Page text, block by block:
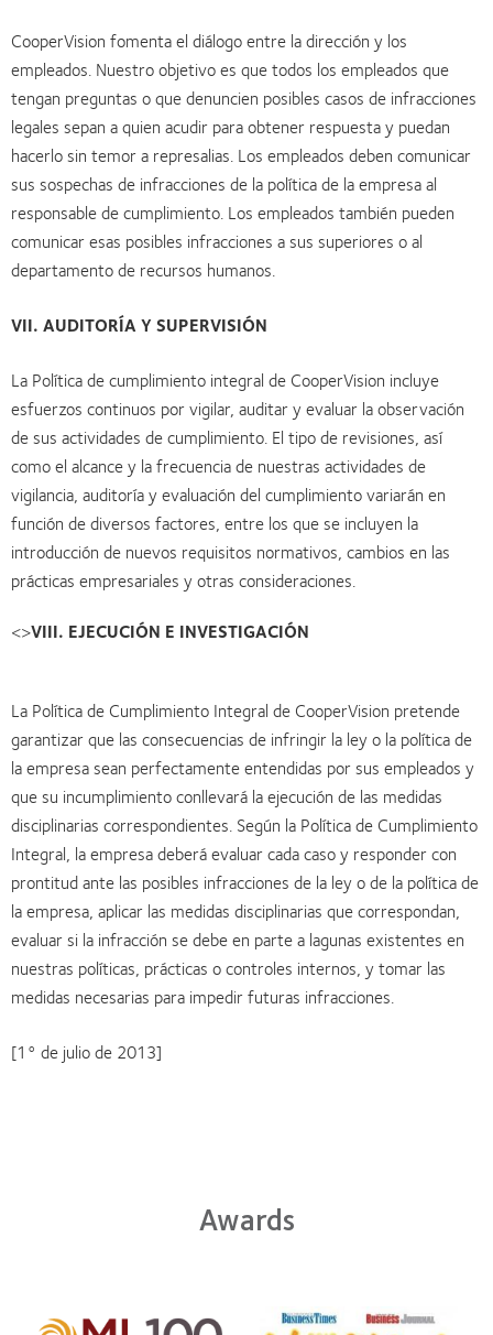
CooperVision fomenta el diálogo entre la dirección y los
empleados. Nuestro objetivo es que todos los empleados que
tengan preguntas o que denuncien posibles casos de infracciones
legales sepan a quien acudir para obtener respuesta y puedan
hacerlo sin temor a represalias. Los empleados deben comunicar
sus sospechas de infracciones de la política de la empresa al
responsable de cumplimiento. Los empleados también pueden
comunicar esas posibles infracciones a sus superiores o al
departamento de recursos humanos.
VII. AUDITORÍA Y SUPERVISIÓN
La Política de cumplimiento integral de CooperVision incluye
esfuerzos continuos por vigilar, auditar y evaluar la observación
de sus actividades de cumplimiento. El tipo de revisiones, así
como el alcance y la frecuencia de nuestras actividades de
vigilancia, auditoría y evaluación del cumplimiento variarán en
función de diversos factores, entre los que se incluyen la
introducción de nuevos requisitos normativos, cambios en las
prácticas empresariales y otras consideraciones.
<>VIII. EJECUCIÓN E INVESTIGACIÓN
La Política de Cumplimiento Integral de CooperVision pretende
garantizar que las consecuencias de infringir la ley o la política de
la empresa sean perfectamente entendidas por sus empleados y
que su incumplimiento conllevará la ejecución de las medidas
disciplinarias correspondientes. Según la Política de Cumplimiento
Integral, la empresa deberá evaluar cada caso y responder con
prontitud ante las posibles infracciones de la ley o de la política de
la empresa, aplicar las medidas disciplinarias que correspondan,
evaluar si la infracción se debe en parte a lagunas existentes en
nuestras políticas, prácticas o controles internos, y tomar las
medidas necesarias para impedir futuras infracciones.
[1° de julio de 2013]
Awards